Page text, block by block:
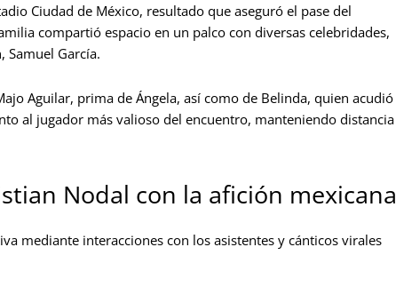
Ciudad de México, resultado que aseguró el pase del
compartió espacio en un palco con diversas celebridades,
Samuel García.
Aguilar, prima de Ángela, así como de Belinda, quien acudió
al jugador más valioso del encuentro, manteniendo distancia
Nodal con la afición mexicana
mediante interacciones con los asistentes y cánticos virales